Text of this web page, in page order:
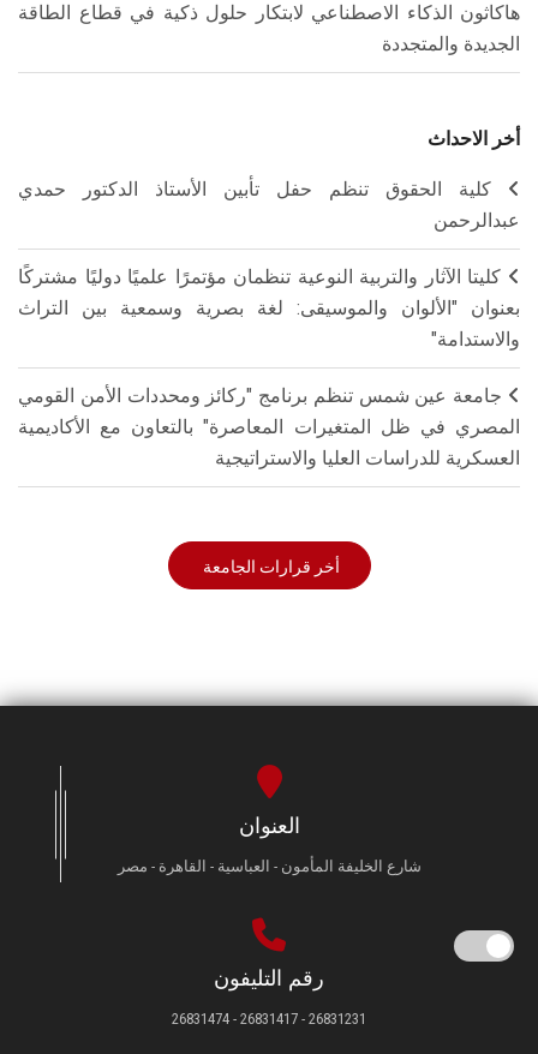
هاكاثون الذكاء الاصطناعي لابتكار حلول ذكية في قطاع الطاقة
الجديدة والمتجددة
أخر الاحداث
كلية الحقوق تنظم حفل تأبين الأستاذ الدكتور حمدي
عبدالرحمن
كليتا الآثار والتربية النوعية تنظمان مؤتمرًا علميًا دوليًا مشتركًا
بعنوان "الألوان والموسيقى: لغة بصرية وسمعية بين التراث
والاستدامة"
جامعة عين شمس تنظم برنامج "ركائز ومحددات الأمن القومي
المصري في ظل المتغيرات المعاصرة" بالتعاون مع الأكاديمية
العسكرية للدراسات العليا والاستراتيجية
أخر قرارات الجامعة
العنوان
شارع الخليفة المأمون - العباسية - القاهرة - مصر
رقم التليفون
26831231 - 26831417 - 26831474